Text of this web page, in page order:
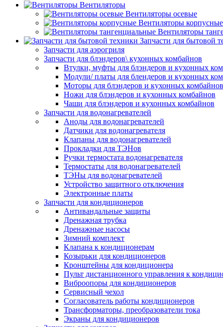
Вентиляторы
Вентиляторы осевые
Вентиляторы корпусные
Вентиляторы
Запчасти для бытовой
Запчасти для аэрогриля
Запчасти для блэндеров\ кухонных комбайнов
Втулки, муфты для блэндеров и кухонных
Модули/ платы для блендеров и кухонных
Моторы для блэндеров и кухонных комбайнов
Ножи для блэндеров и кухонных комбайнов
Чаши для блэндеров и кухонных комбайнов
Запчасти для водонагревателей
Аноды для водонагревателей
Датчики для водонагревателя
Клапаны для водонагревателей
Прокладки для ТЭНов
Ручки термостата водонагревателя
Термостаты для водонагревателей
ТЭНы для водонагревателей
Устройство защитного отключения
Электронные платы
Запчасти для кондиционеров
Антивандальные защиты
Дренажная трубка
Дренажные насосы
Зимний комплект
Клапана к кондиционерам
Козырьки для кондиционеров
Кронштейны для кондиционера
Пульт дистанционного управления к
Виброопоры для кондиционеров
Сервисный чехол
Согласователь работы кондиционеров
Трансформаторы, преобразователи тока
Экраны для кондиционеров